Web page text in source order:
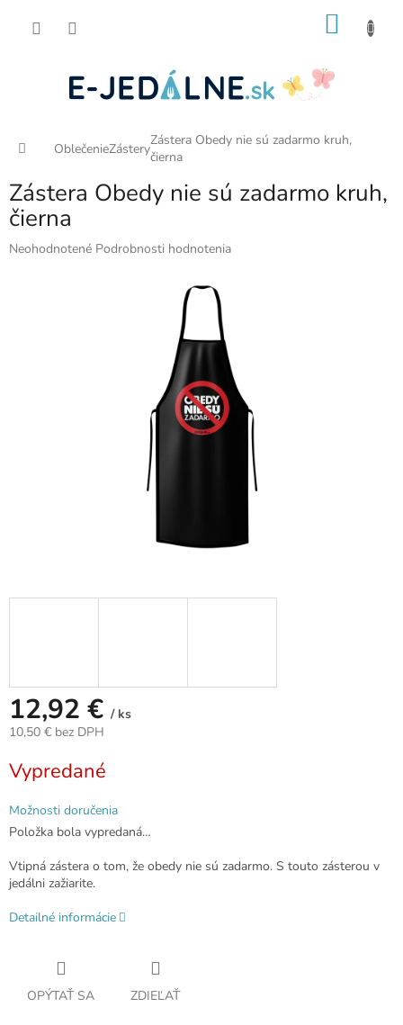
Domov
OblečenieZásteryZástera Obedy nie sú zadarmo kruh,
čierna
Zástera Obedy nie sú zadarmo kruh,
čierna
Priemerné
Neohodnotené Podrobnosti hodnotenia
12,92 € / ks
10,50 € bez DPH
cena:
Vypredané
Možnosti doručenia
Položka bola vypredaná…
Vtipná zástera o tom, že obedy nie sú zadarmo. S touto zásterou v
jedálni zažiarite.
Detailné informácie
OPÝTAŤ SA ZDIEĽAŤ